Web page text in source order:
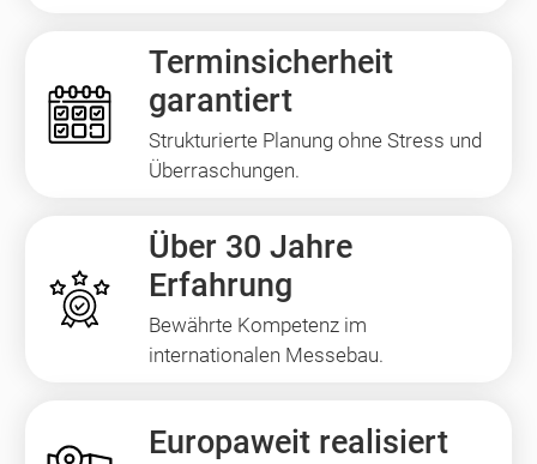
Terminsicherheit
garantiert
Strukturierte Planung ohne Stress und
Überraschungen.
Über 30 Jahre
Erfahrung
Bewährte Kompetenz im
internationalen Messebau.
Europaweit realisiert